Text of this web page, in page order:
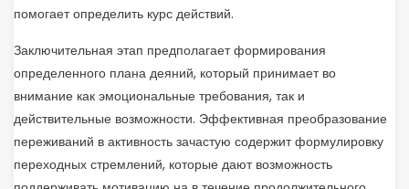
помогает определить курс действий.
Заключительная этап предполагает формирования
определенного плана деяний, который принимает во
внимание как эмоциональные требования, так и
действительные возможности. Эффективная преобразование
переживаний в активность зачастую содержит формулировку
переходных стремлений, которые дают возможность